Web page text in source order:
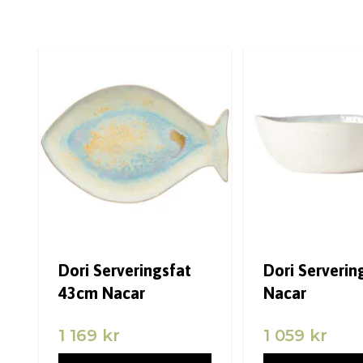
Dori Serveringsfat
43cm Nacar
1 169 kr
Dori
Nacar
1 059 kr